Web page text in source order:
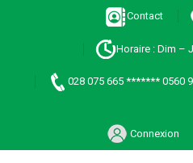
Contact
Horaire : Dim –
028 075 665 ******* 0560
Connexion